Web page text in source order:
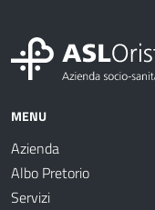
MENU
Azienda
Albo Pretorio
Servizi